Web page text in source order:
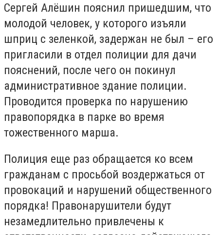
Сергей Алёшин пояснил пришедшим, что
молодой человек, у которого изъяли
шприц с зеленкой, задержан не был – его
пригласили в отдел полиции для дачи
пояснений, после чего он покинул
административное здание полиции.
Проводится проверка по нарушению
правопорядка в парке во время
тожественного марша.
Полиция еще раз обращается ко всем
гражданам с просьбой воздержаться от
провокаций и нарушений общественного
порядка! Правонарушители будут
незамедлительно привлечены к